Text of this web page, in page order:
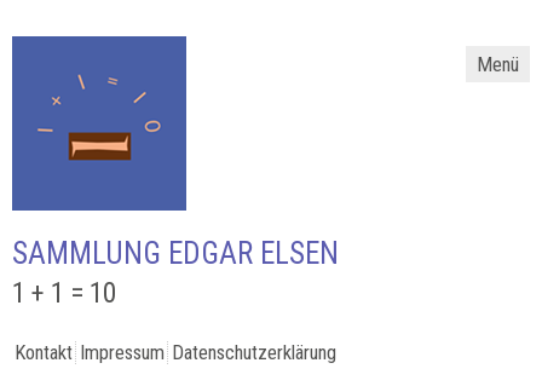
Menü
SAMMLUNG EDGAR ELSEN
1 + 1 = 10
Kontakt Impressum Datenschutzerklärung